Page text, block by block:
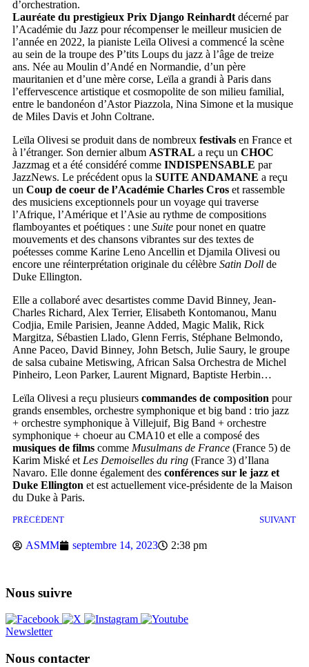
d’orchestration.
Lauréate du prestigieux Prix Django Reinhardt décerné par
l’Académie du Jazz pour récompenser le meilleur musicien de
l’année en 2022, la pianiste Leïla Olivesi a commencé la scène
au sein de la troupe des P’tits Loups du jazz à l’âge de treize
ans. Née au Moulin d’Andé en Normandie, d’un père
mauritanien et d’une mère corse, Leïla a grandi à Paris dans
l’effervescence artistique et cosmopolite de son milieu familial,
entre le bandonéon d’Astor Piazzola, Nina Simone et la musique
de Miles Davis et John Coltrane.
Leïla Olivesi se produit dans de nombreux festivals en France et
à l’étranger. Son dernier album ASTRAL a reçu un CHOC
Jazzmag et a été considéré comme INDISPENSABLE par
JazzNews. Le précédent opus la SUITE ANDAMANE a reçu
un Coup de coeur de l’Académie Charles Cros et rassemble
des musiciens exceptionnels pour un voyage qui traverse
l’Afrique, l’Amérique et l’Asie au rythme de compositions
flamboyantes et poétiques : une Suite pour nonet en quatre
mouvements et des chansons vibrantes sur des textes de
poétesses comme Karine Leno Ancellin et Djamila Olivesi ou
encore une réinterprétation originale du célèbre Satin Doll de
Duke Ellington.
Elle a collaboré avec desartistes comme David Binney, Jean-
Charles Richard, Alex Terrier, Elisabeth Kontomanou, Manu
Codjia, Emile Parisien, Jeanne Added, Magic Malik, Rick
Margitza, Sébastien Llado, Glenn Ferris, Stéphane Belmondo,
Anne Paceo, David Binney, John Betsch, Julie Saury, le groupe
de salsa cubaine Metiswing, African Salsa Orchestra de Michel
Pinheiro, Leon Parker, Laurent Mignard, Baptiste Herbin…
Leïla Olivesi a reçu plusieurs commandes de composition pour
grands ensembles, orchestre symphonique et big band : trio jazz
+ orchestre symphonique à Villejuif, Big Band + orchestre
symphonique + choeur au CMA10 et elle a composé des
musiques de films comme Musulmans de France (France 5) de
Karim Miské et Les Demoiselles du ring (France 3) d’Ilana
Navaro. Elle donne également des conférences sur le jazz et
Duke Ellington et est actuellement vice-présidente de la Maison
du Duke à Paris.
PRÉCÉDENT SUIVANT
ASMM septembre 14, 2023 2:38 pm
Nous suivre
Newsletter
Nous contacter